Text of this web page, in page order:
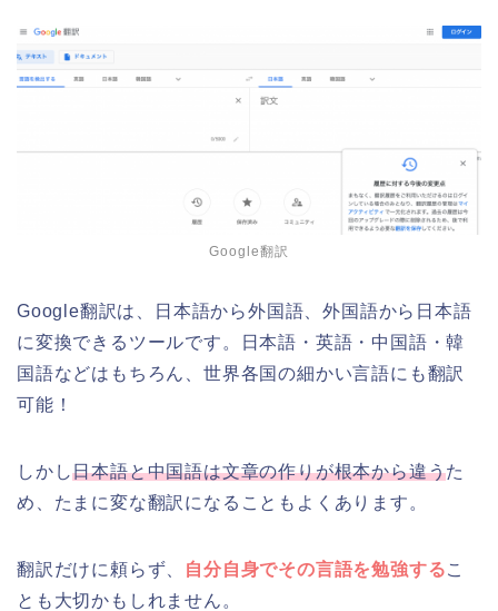
Google翻訳
Google翻訳は、日本語から外国語、外国語から日本語
に変換できるツールです。日本語・英語・中国語・韓
国語などはもちろん、世界各国の細かい言語にも翻訳
可能！
しかし日本語と中国語は文章の作りが根本から違うた
め、たまに変な翻訳になることもよくあります。
翻訳だけに頼らず、 自分自身でその言語を勉強するこ
とも大切かもしれません。